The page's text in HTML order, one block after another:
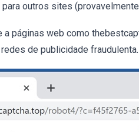
outros sites
páginas web como
de publicidade fraudulenta.